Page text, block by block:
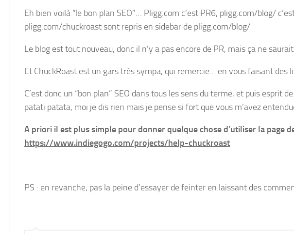
Eh bien voilà “le bon plan SEO”… Pligg.com c’est PR6, pligg.com/blog/
pligg.com/chuckroast sont repris en sidebar de pligg.com/blog/
Le blog est tout nouveau, donc il n’y a pas encore de PR, mais ça ne
Et ChuckRoast est un gars très sympa, qui remercie… en vous faisant des
C’est donc un “bon plan” SEO dans tous les sens du terme, et puis esprit
patati patata, moi je dis rien mais je pense si fort que vous m’avez
A priori il est plus simple pour donner quelque chose d’utiliser la page
https://www.indiegogo.com/projects/help-chuckroast
PS : en revanche, pas la peine d’essayer de feinter en laissant des